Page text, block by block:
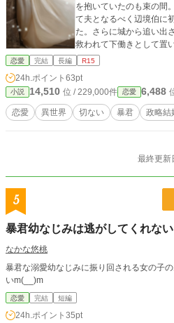
を抱いていたのも束の間
て夫となるべく辺境伯に
た。さらに城から追い出
救われて下働きとして置
恋愛 完結 長編 R15
24h.ポイント 63pt
小説 14,510 位 / 229,000件 恋愛 6,488
恋愛 異世界 切ない 暴君 政略結
最終更新
5
暴君幼なじみは逃がしてくれな
なかな悠桃
暴君な溺愛幼なじみに振り回される女の子のお話。 ※誤字脱字はご
いm(__)m
恋愛 完結 短編
24h.ポイント 35pt